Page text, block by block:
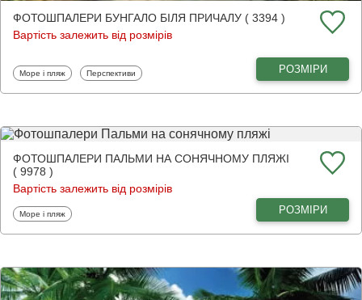
ФОТОШПАЛЕРИ БУНГАЛО БІЛЯ ПРИЧАЛУ ( 3394 )
Вартість залежить від розмірів
Фотошпалери
Море і пляж Фотошпалери
Перспективи РОЗМІРИ
ФОТОШПАЛЕРИ ПАЛЬМИ НА СОНЯЧНОМУ ПЛЯЖІ
( 9978 )
Вартість залежить від розмірів
Фотошпалери
Море і пляж РОЗМІРИ